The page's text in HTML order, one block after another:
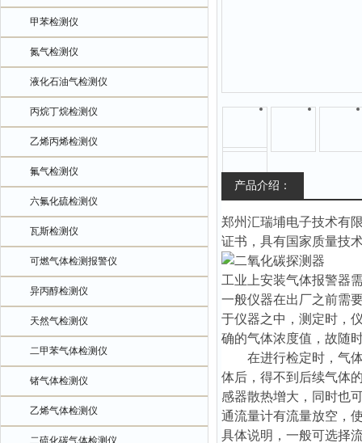
甲苯检测仪
氮气检测仪
液化石油气检测仪
丙烷丁烷检测仪
乙烯丙烯检测仪
氟气检测仪
六氟化硫检测仪
瓦斯检测仪
可燃气体检测报警仪
异丙醇检测仪
天然气检测仪
二甲苯气体检测仪
锗气体检测仪
乙烯气体检测仪
二硫化碳气体检测仪
产品介绍：
郑州汇瑞埔电子技术有
证书，具有国家质量技
工业上安装气体报警器
一般仪器在出厂之前需
于仪器之中，测定时，
确的气体浓度值，故随
在进行检定时，气体
体后，得不到后续气体
感器散热增大，同时也
通流量计有流量放空，
具体说明，一般可选择